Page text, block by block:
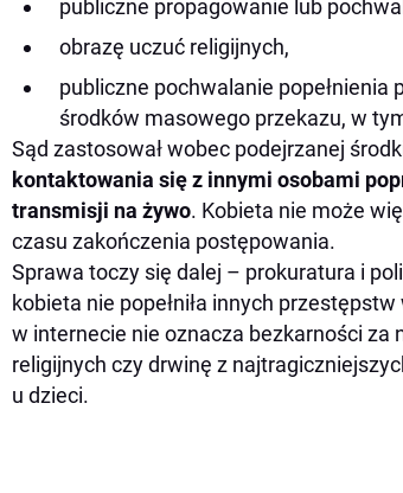
publiczne propagowanie lub
obrazę uczuć religijnych,
publiczne pochwalanie
środków masowego przekazu, w
Sąd zastosował wobec podejrzanej
kontaktowania się z innymi osobami
transmisji na żywo. Kobieta nie może
czasu zakończenia postępowania.
Sprawa toczy się dalej – prokuratura i
kobieta nie popełniła innych
w internecie nie oznacza bezkarności za
religijnych czy drwinę z
u dzieci.